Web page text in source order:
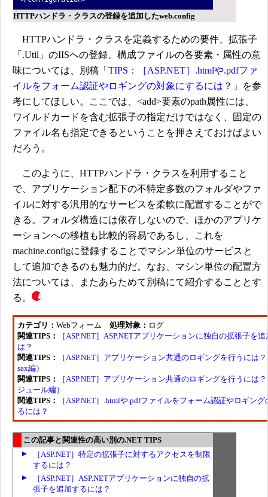
HTTPハンドラ・クラスの登録を追加したweb.config
HTTPハンドラ・クラスを定義するための要件、拡張子
「.Util」のIISへの登録、構成ファイルの各要素・属性の意
味については、別稿「 TIPS：［ASP.NET］.htmlや.pdfファ
イルをフォーム認証やロギングの対象にするには？ 」を参
考にしてほしい。ここでは、<add>要素のpath属性には、
ワイルドカードを含む拡張子の指定だけではなく、固定の
ファイル名も指定できるということを押さえておけばよい
だろう。
このように、HTTPハンドラ・クラスを利用すること
で、アプリケーション配下の不特定多数のフォルダやファ
イルに対する汎用的なサービスを柔軟に配置することがで
きる。フォルダ構造には依存しないので、ほかのアプリケ
ーションへの移植も比較的容易であるし、これを
machine.configに登録することでマシン単位のサービスと
して追加できるのも魅力的だ。なお、マシン単位の配置方
法については、またあらためて別稿にて紹介することとす
る。
カテゴリ： Webフォーム 処理対象： ログ
関連TIPS：
［ASP.NET］ASP.NETアプリケーションに独自の拡張子を
は？
関連TIPS：
［ASP.NET］アプリケーション共通のロギングを行うには
sax編）
関連TIPS：
［ASP.NET］アプリケーション共通のロギングを行うには
ジュール編）
関連TIPS：
［ASP.NET］.htmlや.pdfファイルをフォーム認証やロギン
るには？
この記事と関連性の高い別の.NET TIPS
［ASP.NET］特定の拡張子に対するアクセスを制限
するには？
［ASP.NET］ASP.NETアプリケーションに独自の拡
張子を追加するには？